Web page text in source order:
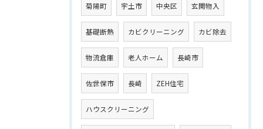
菊陽町 宇土市 中央区 玄関物入
基礎断熱 カビクリーニング カビ除去
物流倉庫 老人ホーム 長崎市
佐世保市 長崎 ZEH住宅
ハウスクリーニング